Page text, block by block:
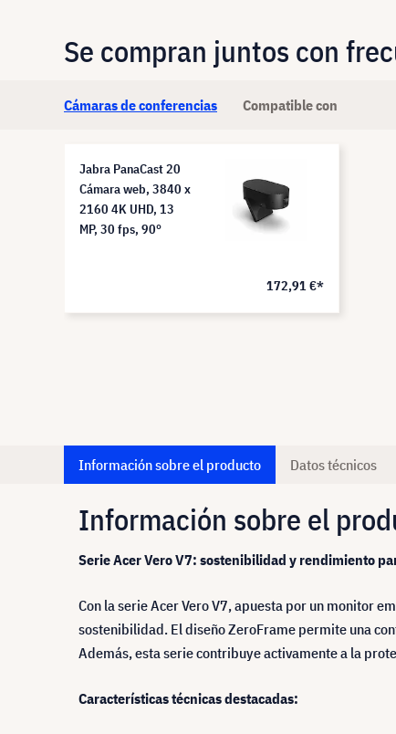
Se compran juntos con
Cámaras de conferencias Compatible con
Jabra PanaCast 20
Cámara web, 3840 x
2160 4K UHD, 13
MP, 30 fps, 90°
172,91 €*
Información sobre el producto Datos técnicos
Información sobre el
Serie Acer Vero V7: sostenibilidad y rendimiento
Con la serie Acer Vero V7, apuesta por un monitor
sostenibilidad. El diseño ZeroFrame permite una
Además, esta serie contribuye activamente a la
Características técnicas destacadas: